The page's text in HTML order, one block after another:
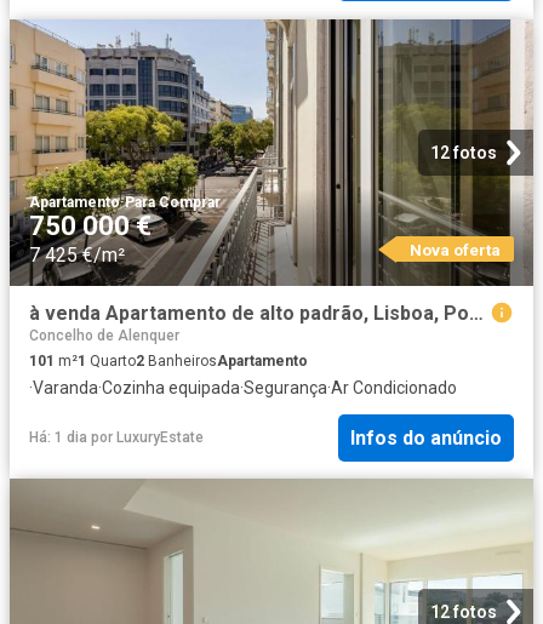
12 fotos
Apartamento·Para Comprar
750 000 €
7 425 €/m² Nova oferta
à venda Apartamento de alto padrão, Lisboa, Portugal
Concelho de Alenquer
101 m²1 Quarto2 BanheirosApartamento
·Varanda·Cozinha equipada·Segurança·Ar Condicionado
Há: 1 dia por LuxuryEstate Infos do anúncio
12 fotos